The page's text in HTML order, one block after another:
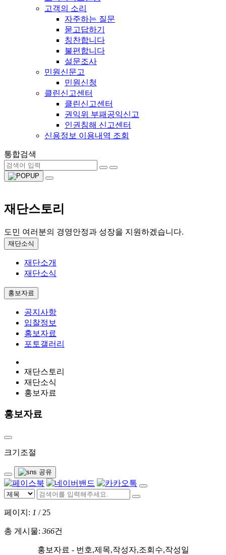
고객의 소리
자주하는 질문
묻고답하기
칭찬합니다
불편합니다
설문조사
민원신문고
민원신청
클린신고센터
클린신고센터
권익위 부패공익신고
인권침해 신고센터
신용정보 이용내역 조회
통합검색
재단스토리
도민 여러분의 경영안정과 성장을 지원하겠습니다.
재단소식
재단소개
재단소식
홍보자료
공지사항
입찰정보
홍보자료
포토갤러리
재단스토리
재단소식
홍보자료
홍보자료
크기조절
페이지: 1 / 25
총 게시물: 366건
홍보자료 - 번호,제목,작성자,조회수,작성일